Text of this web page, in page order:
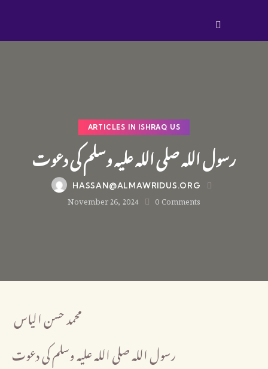
ARTICLES IN ISHRAQ US
رسول اللہ صلی اللہ علیہ وسلم کی دعوت
HASSAN@ALMAWRIDUS.ORG
November 26, 2024 0Comments
محمد حسن الیاس
رسول اللہ صلی اللہ علیہ وسلم کی دعوت